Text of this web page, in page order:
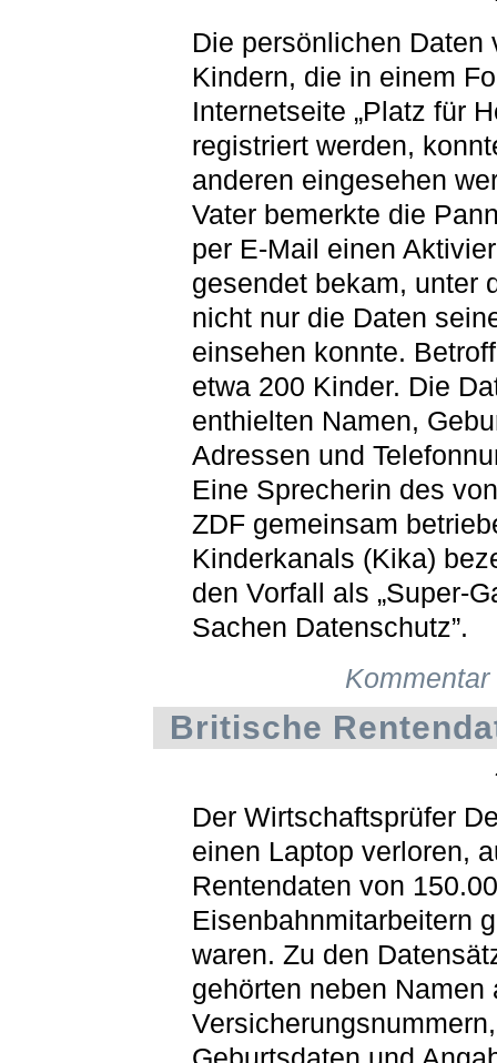
Die persönlichen Daten
Kindern, die in einem
Internetseite „Platz für
registriert werden,
anderen eingesehen
Vater bemerkte die
per E-Mail einen
gesendet bekam, unter
nicht nur die Daten
einsehen konnte.
etwa 200 Kinder. Die
enthielten Namen,
Adressen und
Eine Sprecherin des
ZDF gemeinsam
Kinderkanals (Kika)
den Vorfall als „Super-
Sachen Datenschutz”.
Britische
Der Wirtschaftsprüfer
einen Laptop verloren,
Rentendaten von
Eisenbahnmitarbeitern
waren. Zu den
gehörten neben Namen
Versicherungsnummern,